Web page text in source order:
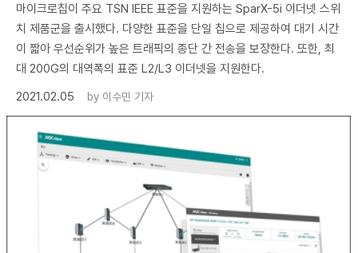
마이크로칩이 주요 TSN IEEE 표준을 지원하는 SparX-5i 이더넷 스위
치 제품군을 출시했다. 다양한 표준을 단일 칩으로 제공하여 대기 시간
이 짧아 우선순위가 높은 트래픽의 종단 간 전송을 보장한다. 또한, 최
대 200G의 대역폭의 표준 L2/L3 이더넷을 지원한다.
2021.02.05
by 이수민 기자